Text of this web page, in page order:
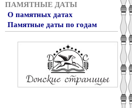
ПАМЯТНЫЕ ДАТЫ
О памятных датах
Памятные даты по годам